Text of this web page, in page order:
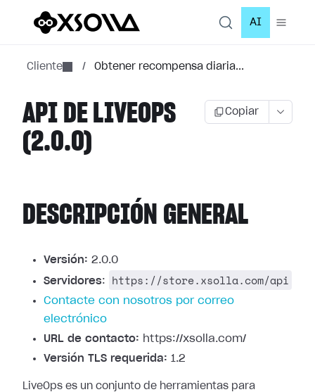
AI
Cliente / Obtener recompensa diaria...
API DE LIVEOPS
(2.0.0)
Copiar
DESCRIPCIÓN GENERAL
Versión: 2.0.0
Servidores: https://store.xsolla.com/api
Contacte con nosotros por correo
electrónico
URL de contacto: https://xsolla.com/
Versión TLS requerida: 1.2
LiveOps es un conjunto de herramientas para